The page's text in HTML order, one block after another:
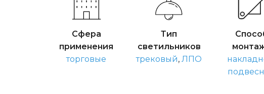
Сфера
применения
торговые
Тип
светильников
трековый,ЛПО